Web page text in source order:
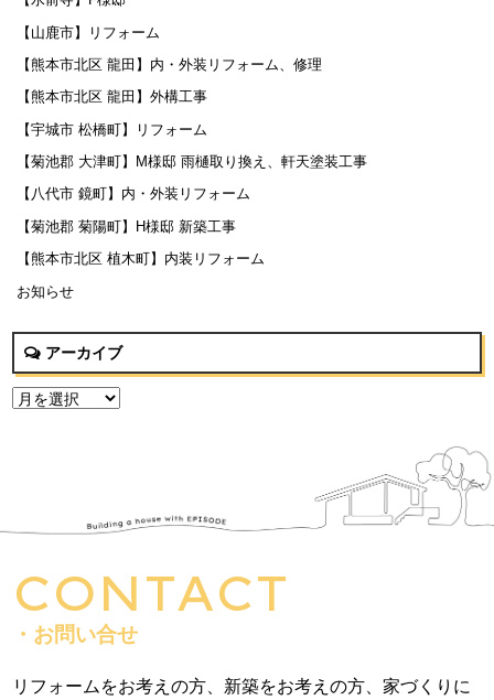
【山鹿市】リフォーム
【熊本市北区 龍田】内・外装リフォーム、修理
【熊本市北区 龍田】外構工事
【宇城市 松橋町】リフォーム
【菊池郡 大津町】M様邸 雨樋取り換え、軒天塗装工事
【八代市 鏡町】内・外装リフォーム
【菊池郡 菊陽町】H様邸 新築工事
【熊本市北区 植木町】内装リフォーム
お知らせ
アーカイブ
CONTACT
・お問い合せ
リフォームをお考えの方、新築をお考えの方、家づくりに